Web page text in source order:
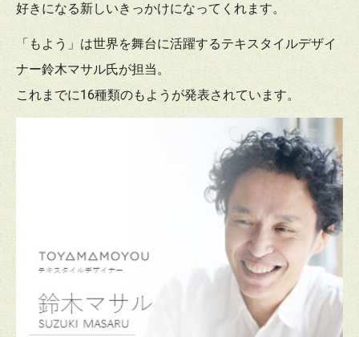
好きになる新しいきっかけになってくれます。
「もよう」は世界を舞台に活躍するテキスタイルデザイ
ナー鈴木マサル氏が担当。
これまでに16種類のもようが発表されています。